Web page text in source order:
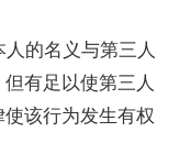
的名义与第三人
有足以使第三人
该行为发生有权